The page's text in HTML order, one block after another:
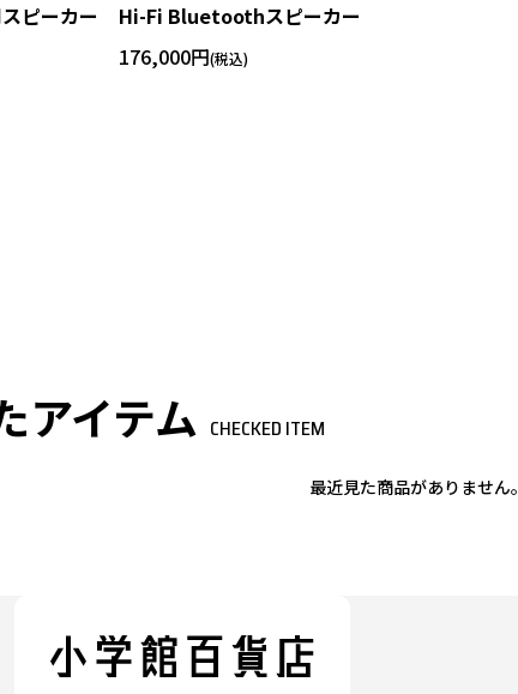
ピーカー
Hi-Fi Bluetoothスピーカー
176,000円
アイテム CHECKED ITEM
最近見た商品がありません。